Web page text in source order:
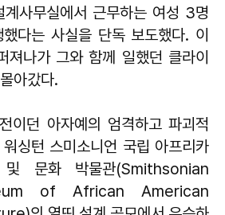
사무실에서 근무하는 여성 3명
다는 사실을 단독 보도했다. 이
져나가 그와 함께 일했던 클라이
아갔다.
이던 아자예의 엄격하고 파괴적
싱턴 스미소니언 국립 아프리카
문화 박물관(Smithsonian
of African American